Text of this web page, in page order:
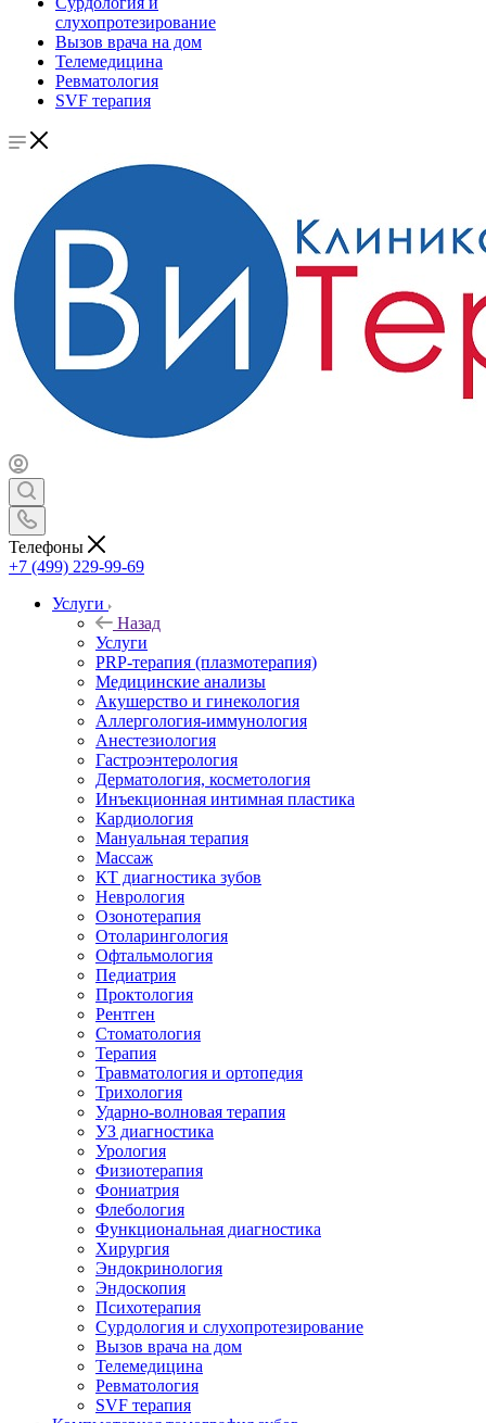
слухопротезирование
Вызов врача на дом
Телемедицина
Ревматология
SVF терапия
Телефоны
+7 (499) 229-99-69
Услуги
Назад
Услуги
PRP-терапия (плазмотерапия)
Медицинские анализы
Акушерство и гинекология
Аллергология-иммунология
Анестезиология
Гастроэнтерология
Дерматология, косметология
Инъекционная интимная пластика
Кардиология
Мануальная терапия
Массаж
КТ диагностика зубов
Неврология
Озонотерапия
Отоларингология
Офтальмология
Педиатрия
Проктология
Рентген
Стоматология
Терапия
Травматология и ортопедия
Трихология
Ударно-волновая терапия
УЗ диагностика
Урология
Физиотерапия
Фониатрия
Флебология
Функциональная диагностика
Хирургия
Эндокринология
Эндоскопия
Психотерапия
Сурдология и слухопротезирование
Вызов врача на дом
Телемедицина
Ревматология
SVF терапия